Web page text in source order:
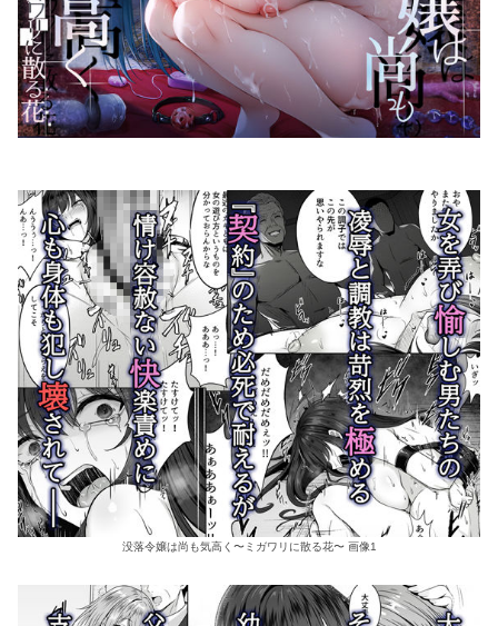
没落令嬢は尚も気高く〜ミガワリに散る花〜 画像1